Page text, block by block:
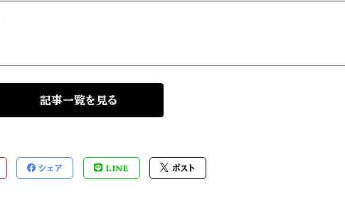
記事一覧を見る
シェア LINE ポスト